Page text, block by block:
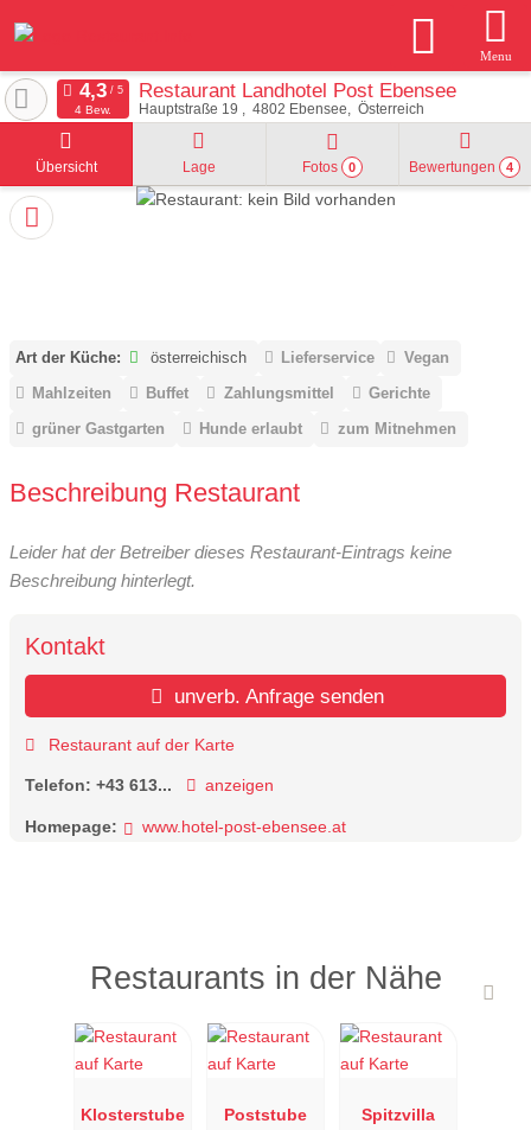
Menu
Restaurant Landhotel Post Ebensee
Hauptstraße 19 4802 Ebensee Österreich
4 Bew.
Übersicht Lage Fotos 0 Bewertungen 4
Art der Küche: österreichisch Lieferservice
Vegan
Mahlzeiten
Buffet Zahlungsmittel
Gerichte
grüner Gastgarten
Hunde erlaubt zum Mitnehmen
Beschreibung Restaurant
Leider hat der Betreiber dieses Restaurant-Eintrags keine
Beschreibung hinterlegt.
Kontakt
unverb. Anfrage senden
Restaurant auf der Karte
Telefon: +43 613... anzeigen
Homepage: www.hotel-post-ebensee.at
Restaurants in der Nähe
Klosterstube
Poststube
Spitzvilla